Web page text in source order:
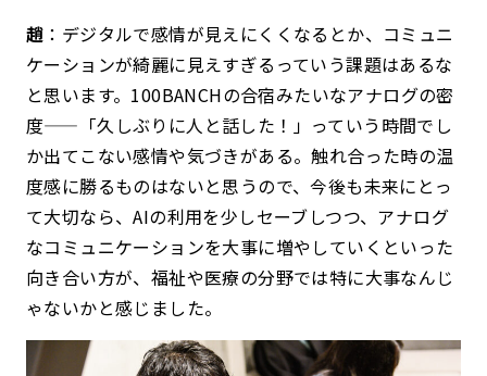
趙 ：デジタルで感情が見えにくくなるとか、コミュニ
ケーションが綺麗に見えすぎるっていう課題はあるな
と思います。100BANCHの合宿みたいなアナログの密
度——「久しぶりに人と話した！」っていう時間でし
か出てこない感情や気づきがある。触れ合った時の温
度感に勝るものはないと思うので、今後も未来にとっ
て大切なら、AIの利用を少しセーブしつつ、アナログ
なコミュニケーションを大事に増やしていくといった
向き合い方が、福祉や医療の分野では特に大事なんじ
ゃないかと感じました。